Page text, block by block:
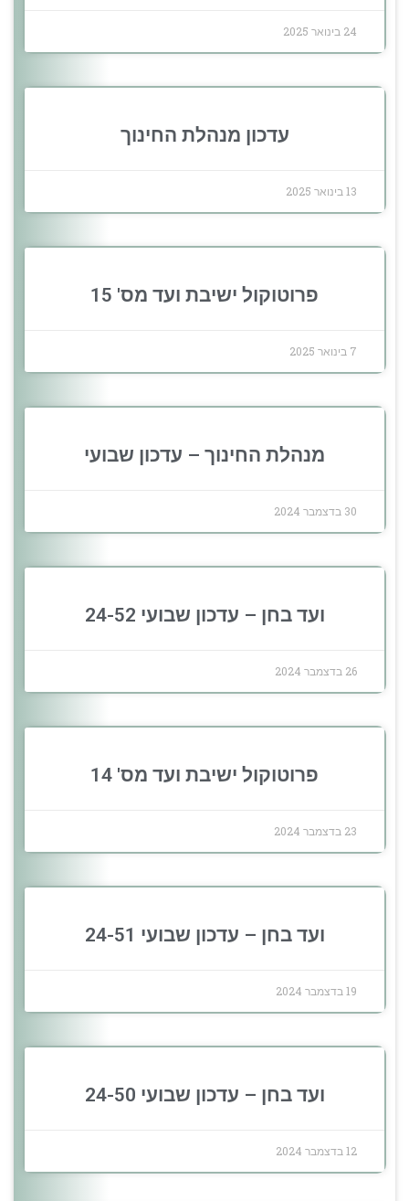
24 בינואר 2025
עדכון מנהלת החינוך
13 בינואר 2025
פרוטוקול ישיבת ועד מס' 15
7 בינואר 2025
מנהלת החינוך – עדכון שבועי
30 בדצמבר 2024
ועד בחן – עדכון שבועי 24-52
26 בדצמבר 2024
פרוטוקול ישיבת ועד מס' 14
23 בדצמבר 2024
ועד בחן – עדכון שבועי 24-51
19 בדצמבר 2024
ועד בחן – עדכון שבועי 24-50
12 בדצמבר 2024